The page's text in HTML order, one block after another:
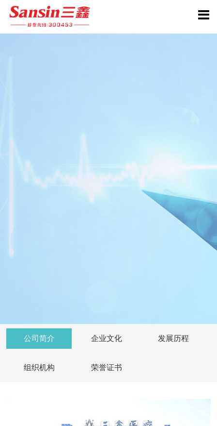
公司简介 企业文化 发展历程
组织机构 荣誉证书